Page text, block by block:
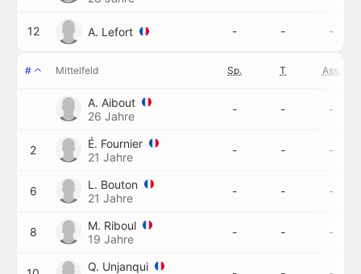
12 A. Lefort - - -
# Mittelfeld Sp. T Ass.
A. Aibout
26 Jahre
- - -
2
É. Fournier
21 Jahre
- - -
6
L. Bouton
21 Jahre
- - -
8
M. Riboul
19 Jahre
- - -
Q. Unjanqui